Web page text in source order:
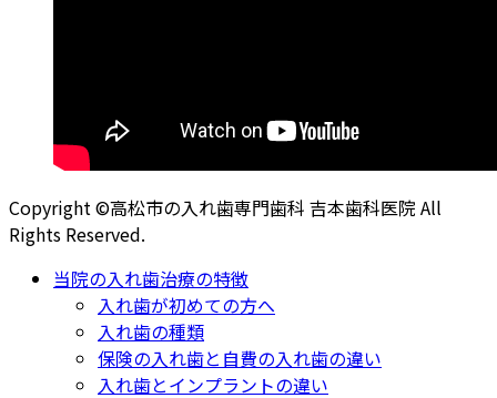
Copyright ©高松市の入れ歯専門歯科 吉本歯科医院 All
Rights Reserved.
当院の入れ歯治療の特徴
入れ歯が初めての方へ
入れ歯の種類
保険の入れ歯と自費の入れ歯の違い
入れ歯とインプラントの違い